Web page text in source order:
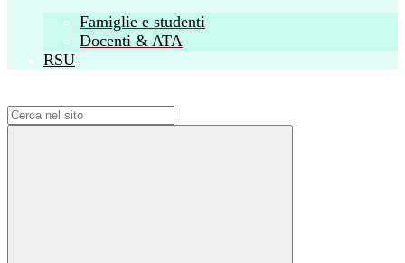
Famiglie e studenti
Docenti & ATA
RSU